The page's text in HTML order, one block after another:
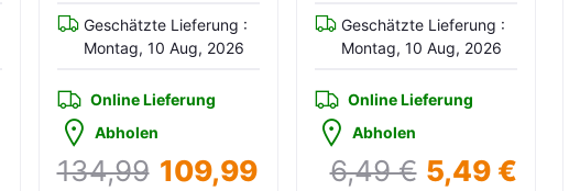
Geschätzte Lieferung :
Montag, 10 Aug, 2026
Online Lieferung
Abholen
134,99 109,99
Geschätzte Lieferung :
Montag, 10 Aug, 2026
Online Lieferung
Abholen
6,49 € 5,49 €